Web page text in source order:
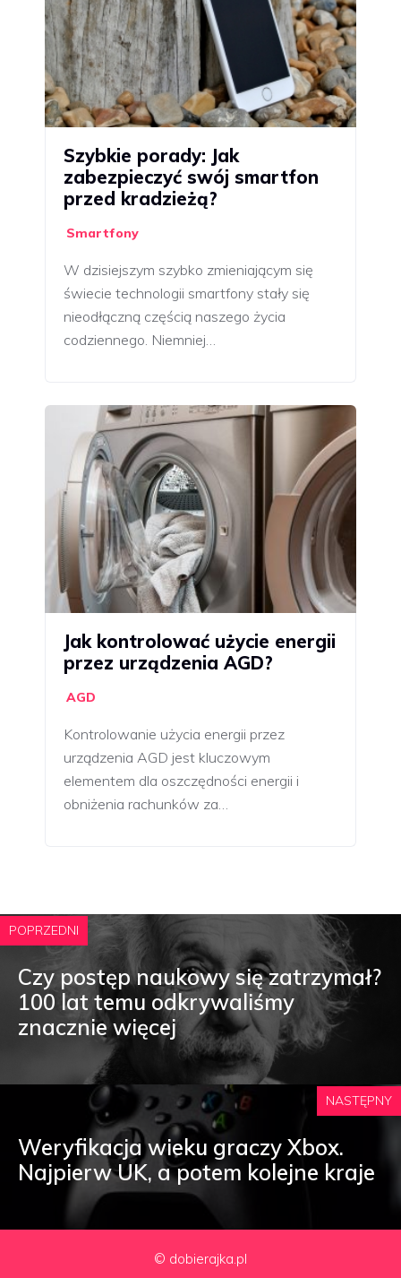
Szybkie porady: Jak
zabezpieczyć swój smartfon
przed kradzieżą?
Smartfony
W dzisiejszym szybko zmieniającym się
świecie technologii smartfony stały się
nieodłączną częścią naszego życia
codziennego. Niemniej…
Jak kontrolować użycie energii
przez urządzenia AGD?
AGD
Kontrolowanie użycia energii przez
urządzenia AGD jest kluczowym
elementem dla oszczędności energii i
obniżenia rachunków za…
POPRZEDNI
Czy postęp naukowy się zatrzymał?
100 lat temu odkrywaliśmy
znacznie więcej
NASTĘPNY
Weryfikacja wieku graczy Xbox.
Najpierw UK, a potem kolejne kraje
© dobierajka.pl